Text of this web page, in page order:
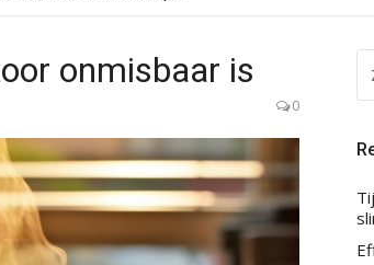
onmisbaar is
0